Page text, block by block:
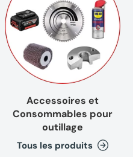
Accessoires et
Consommables pour
outillage
Tous les produits